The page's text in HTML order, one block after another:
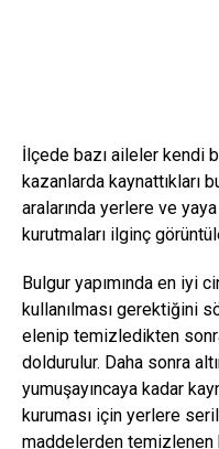
İlçede bazı aileler kendi
kazanlarda kaynattıkları
aralarında yerlere ve
kurutmaları ilginç
Bulgur yapımında en iyi
kullanılması gerektiğini
elenip temizledikten
doldurulur. Daha sonra
yumuşayıncaya kadar
kuruması için yerlere
maddelerden temizlenen